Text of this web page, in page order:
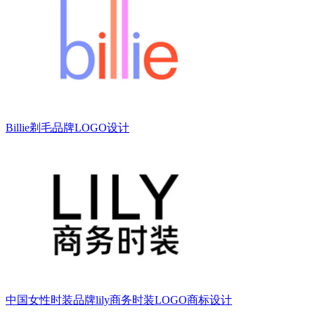
Billie剃毛品牌LOGO设计
中国女性时装品牌lily商务时装LOGO商标设计